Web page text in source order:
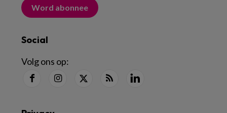
Word abonnee
Social
Volg ons op: